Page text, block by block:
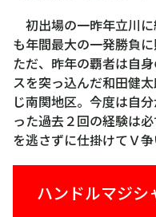
初出場の一昨年立川
も年間最大の一発勝負
ただ、昨年の覇者は自
スを突っ込んだ和田健
じ南関地区。今度は自
った過去２回の経験は
を逃さずに仕掛けてＶ
ハンドルマジシ